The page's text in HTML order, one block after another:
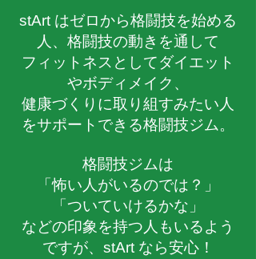
stArt はゼロから格闘技を始める
人、格闘技の動きを通して
フィットネスとしてダイエット
やボディメイク、
健康づくりに取り組すみたい人
をサポートできる格闘技ジム。
格闘技ジムは
「怖い人がいるのでは？」
「ついていけるかな」
などの印象を持つ人もいるよう
ですが、stArt なら安心！